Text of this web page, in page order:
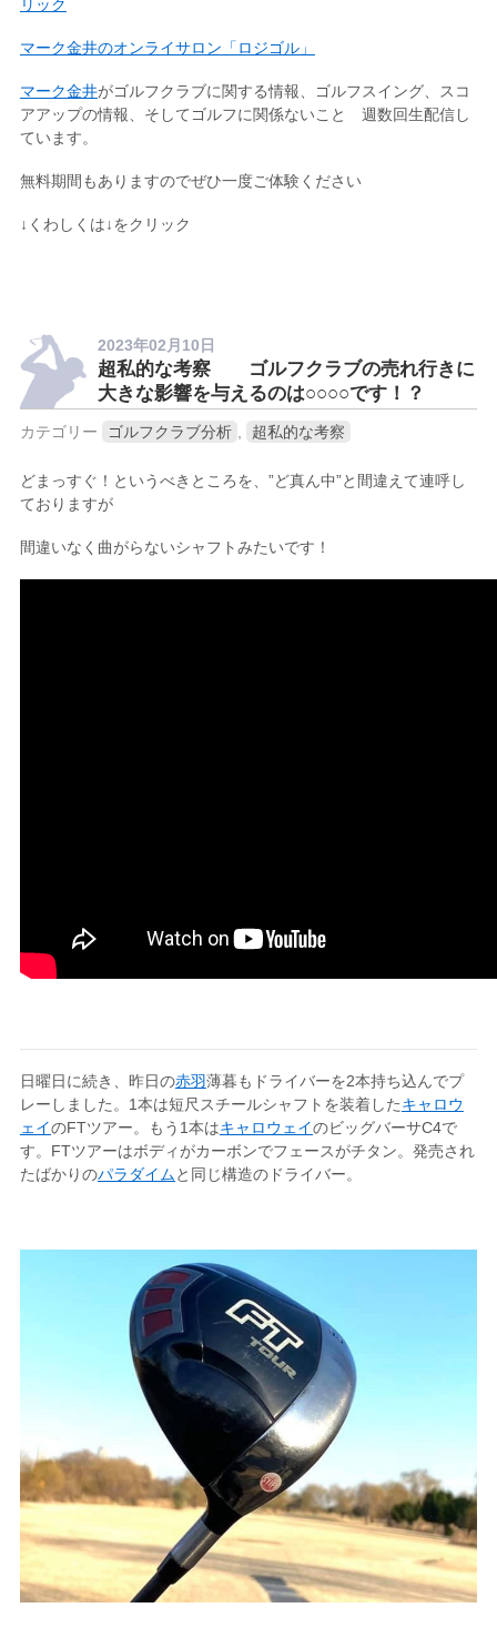
リック
マーク金井のオンライサロン「ロジゴル」
マーク金井がゴルフクラブに関する情報、ゴルフスイング、スコ
アアップの情報、そしてゴルフに関係ないこと 週数回生配信し
ています。
無料期間もありますのでぜひ一度ご体験ください
↓くわしくは↓をクリック
2023年02月10日
超私的な考察 ゴルフクラブの売れ行きに
大きな影響を与えるのは○○○○です！？
カテゴリー ゴルフクラブ分析 超私的な考察
どまっすぐ！というべきところを、”ど真ん中”と間違えて連呼し
ておりますが
間違いなく曲がらないシャフトみたいです！
日曜日に続き、昨日の赤羽薄暮もドライバーを2本持ち込んでプ
レーしました。1本は短尺スチールシャフトを装着したキャロウ
ェイのFTツアー。もう1本はキャロウェイのビッグバーサC4で
す。FTツアーはボディがカーボンでフェースがチタン。発売され
たばかりのパラダイムと同じ構造のドライバー。